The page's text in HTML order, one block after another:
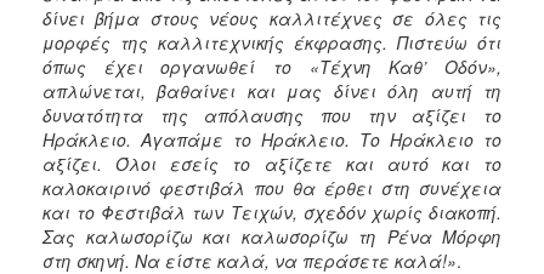
δίνει βήμα στους νέους καλλιτέχνες σε όλες τις
μορφές της καλλιτεχνικής έκφρασης. Πιστεύω ότι
όπως έχει οργανωθεί το «Τέχνη Καθ’ Οδόν»,
απλώνεται, βαθαίνει και μας δίνει όλη αυτή τη
δυνατότητα της απόλαυσης που την αξίζει το
Ηράκλειο. Αγαπάμε το Ηράκλειο. Το Ηράκλειο το
αξίζει. Όλοι εσείς το αξίζετε και αυτό και το
καλοκαιρινό φεστιβάλ που θα έρθει στη συνέχεια
και το Φεστιβάλ των Τειχών, σχεδόν χωρίς διακοπή.
Σας καλωσορίζω και καλωσορίζω τη Ρένα Μόρφη
στη σκηνή. Να είστε καλά, να περάσετε καλά!».